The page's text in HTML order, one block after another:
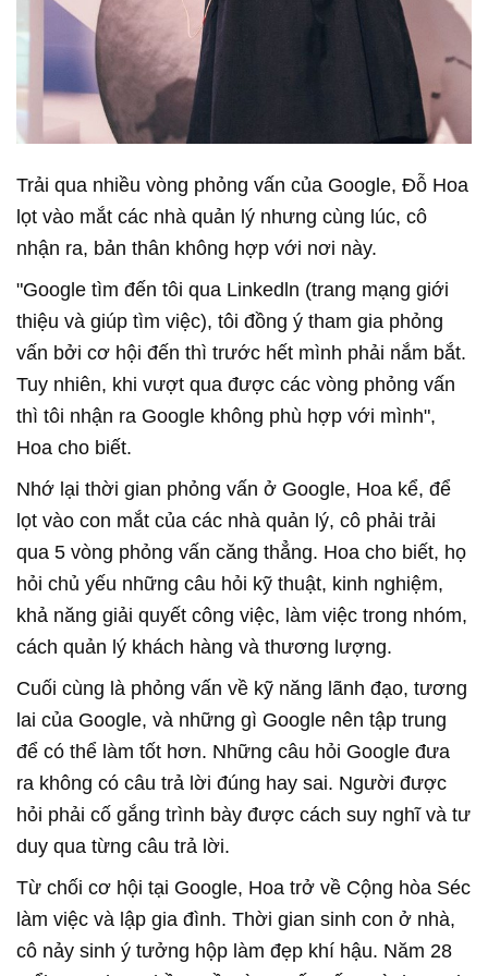
Trải qua nhiều vòng phỏng vấn của Google, Đỗ Hoa
lọt vào mắt các nhà quản lý nhưng cùng lúc, cô
nhận ra, bản thân không hợp với nơi này.
"Google tìm đến tôi qua Linkedln (trang mạng giới
thiệu và giúp tìm việc), tôi đồng ý tham gia phỏng
vấn bởi cơ hội đến thì trước hết mình phải nắm bắt.
Tuy nhiên, khi vượt qua được các vòng phỏng vấn
thì tôi nhận ra Google không phù hợp với mình",
Hoa cho biết.
Nhớ lại thời gian phỏng vấn ở Google, Hoa kể, để
lọt vào con mắt của các nhà quản lý, cô phải trải
qua 5 vòng phỏng vấn căng thẳng. Hoa cho biết, họ
hỏi chủ yếu những câu hỏi kỹ thuật, kinh nghiệm,
khả năng giải quyết công việc, làm việc trong nhóm,
cách quản lý khách hàng và thương lượng.
Cuối cùng là phỏng vấn về kỹ năng lãnh đạo, tương
lai của Google, và những gì Google nên tập trung
để có thể làm tốt hơn. Những câu hỏi Google đưa
ra không có câu trả lời đúng hay sai. Người được
hỏi phải cố gắng trình bày được cách suy nghĩ và tư
duy qua từng câu trả lời.
Từ chối cơ hội tại Google, Hoa trở về Cộng hòa Séc
làm việc và lập gia đình. Thời gian sinh con ở nhà,
cô nảy sinh ý tưởng hộp làm đẹp khí hậu. Năm 28